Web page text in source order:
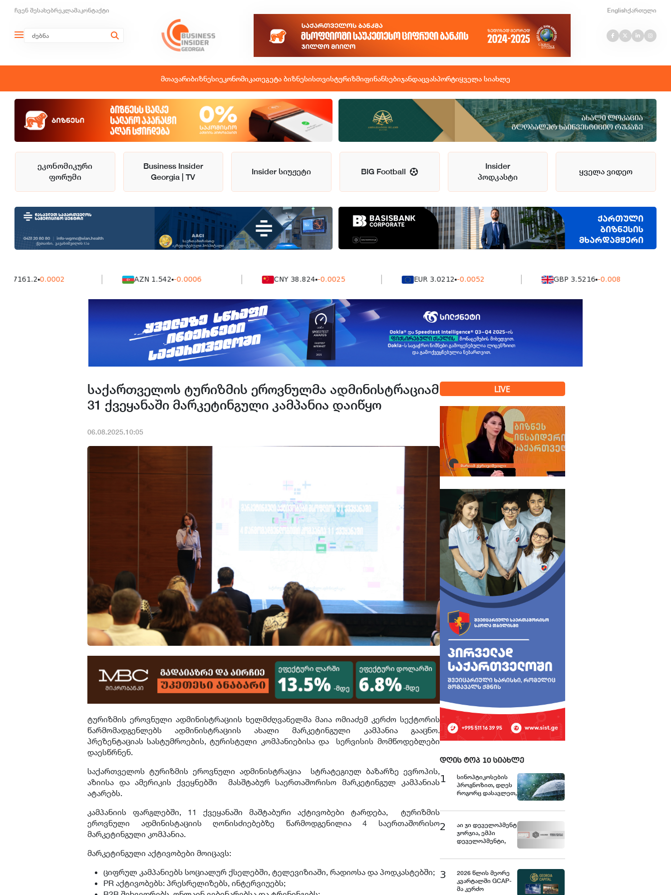
ჩვენ შესახებრეკლამაკონტაქტი Englishქართული
მთავარიბიზნესიეკონომიკათეგეტა ბიზნესისთვისტურიზმიფინანსებიჯანდაცვასპორტიყველა სიახლე
ეკონომიკური
ფორუმი
Business Insider
Georgia | TV
Insider სიუჟეტი BIG Football
Insider
პოდკასტი
ყველა ვიდეო
0.0002 AZN 1.542 -0.0006 CNY 38.824 -0.0025 EUR 3.0212 -0.0052 GBP 3.5216 -0.008
საქართველოს ტურიზმის ეროვნულმა ადმინისტრაციამ
31 ქვეყანაში მარკეტინგული კამპანია დაიწყო
06.08.2025.10:05
ტურიზმის ეროვნული ადმინისტრაციის ხელმძღვანელმა მაია ომიაძემ კერძო სექტორის
წარმომადგენლებს ადმინისტრაციის ახალი მარკეტინგული კამპანია გააცნო.
პრეზენტაციას სასტუმროების, ტურისტული კომპანიებისა და სერვისის მომწოდებლები
დაესწრნენ.
საქართველოს ტურიზმის ეროვნული ადმინისტრაცია სტრატეგიულ ბაზარზე ევროპის,
აზიისა და ამერიკის ქვეყნებში მასშტაბურ საერთაშორისო მარკეტინგულ კამპანიას
ატარებს.
კამპანიის ფარგლებში, 11 ქვეყანაში მაშტაბური აქტივობები ტარდება, ტურიზმის
ეროვნული ადმინისტაციის ღონისძიებებზე წარმოდგენილია 4 საერთაშორისო
მარკეტინგული კომპანია.
მარკეტინგული აქტივობები მოიცავს:
ციფრულ კამპანიებს სოციალურ ქსელებში, ტელევიზიაში, რადიოსა და პოდკასტებში;
PR აქტივობებს: პრესრელიზებს, ინტერვიუებს;
LIVE
დღის ტოპ 10 სიახლე
1
სინოპტიკოსების
პროგნოზით, დღეს
როგორც დასავლეთ,
საქართველოს
იწვიმებს
2
აი ჯი დეველოპმენტ
ჯორჯია, ემპი
დეველოპმენტი,
როგორი იყო
საქართველოს
კაპიტალის
ბაზრისთვის
3
2026 წლის მეორე
კვარტალში GCAP-
მა კერძო